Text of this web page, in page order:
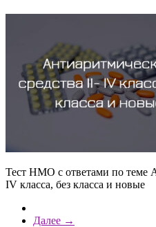
Тест НМО с ответами по теме
IV класса, без класса и новые
Далее →